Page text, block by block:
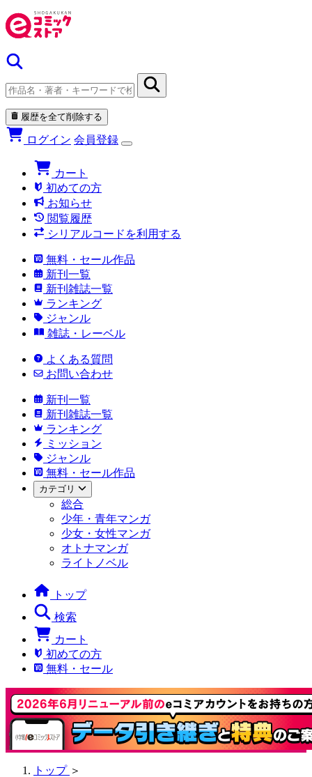
履歴を全て削除する
ログイン 会員登録
カート
初めての方
お知らせ
閲覧履歴
シリアルコードを利用する
無料・セール作品
新刊一覧
新刊雑誌一覧
ランキング
ジャンル
雑誌・レーベル
よくある質問
お問い合わせ
新刊一覧
新刊雑誌一覧
ランキング
ミッション
ジャンル
無料・セール作品
カテゴリ
総合
少年・青年マンガ
少女・女性マンガ
オトナマンガ
ライトノベル
トップ
検索
カート
初めての方
無料・セール
トップ ＞